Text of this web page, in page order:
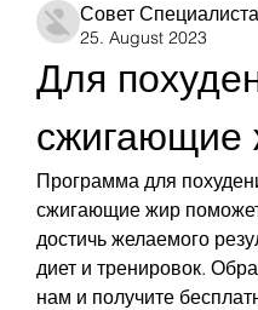
Совет Специалиста
25. August 2023
Для
сжигающие
Программа для
сжигающие жир
достичь желаемого
диет и тренировок.
нам и получите